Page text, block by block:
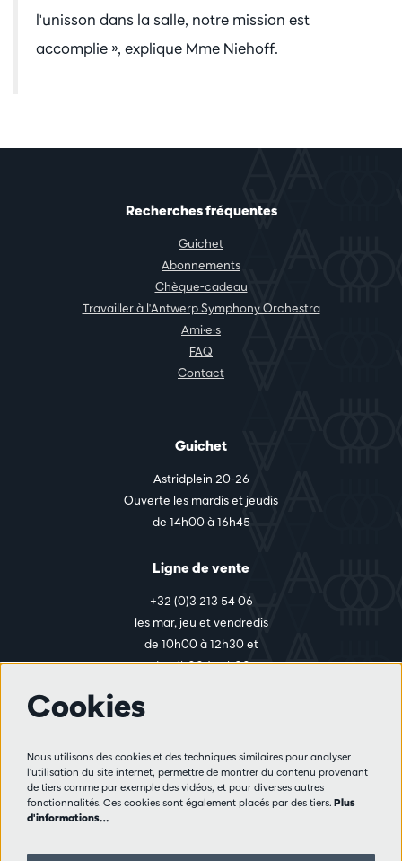
l'unisson dans la salle, notre mission est
accomplie », explique Mme Niehoff.
Recherches fréquentes
Guichet
Abonnements
Chèque-cadeau
Travailler à l'Antwerp Symphony Orchestra
Ami·e·s
FAQ
Contact
Guichet
Astridplein 20-26
Ouverte les mardis et jeudis
de 14h00 à 16h45
Ligne de vente
+32 (0)3 213 54 06
les mar, jeu et vendredis
de 10h00 à 12h30 et
de 14h00 à 17h00
Règlement des visiteurs
Vie privée
Partenaires
Cookies
Nous utilisons des cookies et des techniques similaires pour analyser
l'utilisation du site internet, permettre de montrer du contenu provenant
de tiers comme par exemple des vidéos, et pour diverses autres
fonctionnalités. Ces cookies sont également placés par des tiers. Plus
d'informations…